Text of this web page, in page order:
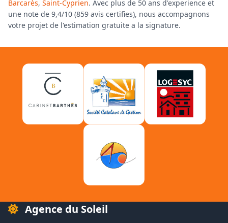
Barcarès, Saint-Cyprien. Avec plus de 50 ans d'experience et
une note de 9,4/10 (859 avis certifies), nous accompagnons
votre projet de l'estimation gratuite a la signature.
Agence du Soleil